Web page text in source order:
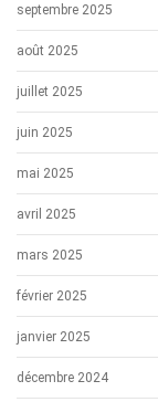
septembre 2025
août 2025
juillet 2025
juin 2025
mai 2025
avril 2025
mars 2025
février 2025
janvier 2025
décembre 2024